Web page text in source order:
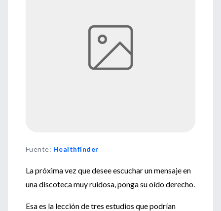
Fuente: Healthfinder
La próxima vez que desee escuchar un mensaje en
una discoteca muy ruidosa, ponga su oído derecho.
Esa es la lección de tres estudios que podrían